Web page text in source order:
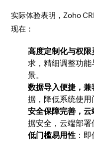
实际体验表明，Zoho
现在：
高度定制化与权限
求，精细调整功
景。
数据导入便捷，兼
据，降低系统使用
安全保障完善，
据安全，云端部署
低门槛易用性 ：